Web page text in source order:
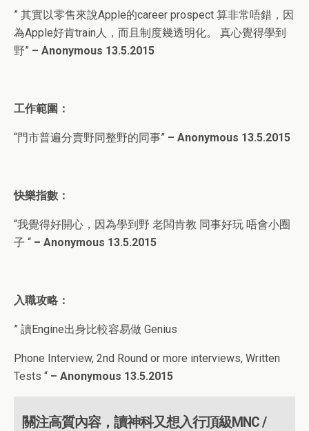
” 其實以零售來說Apple的career prospect 算非常唔錯，因
為Apple好肯train人，而且制度幾透明化。 真心覺得學到
野” – Anonymous 13.5.2015
工作範圍：
“門市普遍分賣野同整野的同事” – Anonymous 13.5.2015
快樂指數：
“我覺得好開心，因為學到野 老闆肯教 同事好玩 唔會小圈
子 “ – Anonymous 13.5.2015
入職攻略：
” 讀Engine出身比較容易做 Genius
Phone Interview, 2nd Round or more interviews, Written
Tests “ – Anonymous 13.5.2015
關注高質內容，讀神科又想入行頂級MNC /